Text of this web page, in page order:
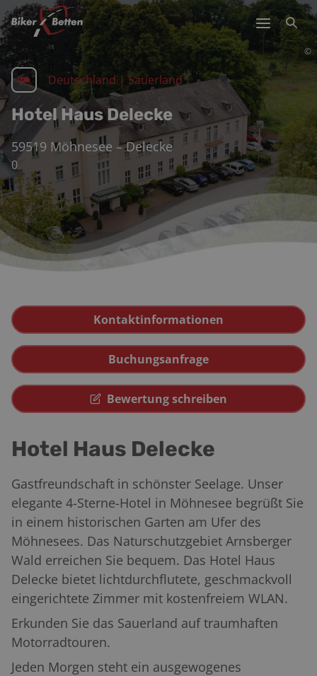
©
Deutschland |Sauerland
Hotel Haus Delecke
59519 Möhnesee – Delecke
0
Kontaktinformationen
Buchungsanfrage
Bewertung schreiben
Hotel Haus Delecke
Gastfreundschaft in schönster Seelage. Unser
elegante 4-Sterne-Hotel in Möhnesee begrüßt Sie
in einem historischen Garten am Ufer des
Möhnesees. Das Naturschutzgebiet Arnsberger
Wald erreichen Sie bequem. Das Hotel Haus
Delecke bietet lichtdurchflutete, geschmackvoll
eingerichtete Zimmer mit kostenfreiem WLAN.
Erkunden Sie das Sauerland auf traumhaften
Motorradtouren.
Jeden Morgen steht ein ausgewogenes